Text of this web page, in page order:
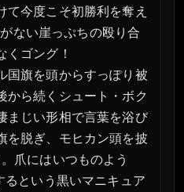
て今度こそ初勝利を奪え
ない崖っぷちの殴り合
くゴング！
旗を頭からすっぽり被
から続くシュート・ボク
まじい形相で言葉を浴び
を脱ぎ、モヒカン頭を披
爪にはいつものよう
るという黒いマニキュア